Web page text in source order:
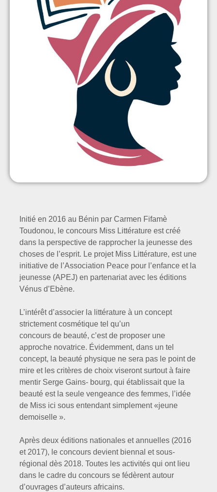
Initié en 2016 au Bénin par Carmen Fifamè
Toudonou, le concours Miss Littérature est créé
dans la perspective de rapprocher la jeunesse des
choses de l’esprit. Le projet Miss Littérature, est une
initiative de l’Association Peace pour l’enfance et la
jeunesse (APEJ) en partenariat avec les éditions
Vénus d’Ebène.
L’intérêt d’associer la littérature à un concept
strictement cosmétique tel qu’un
concours de beauté, c’est de proposer une
approche novatrice. Évidemment, dans un tel
concept, la beauté physique ne sera pas le point de
mire et les critères de choix viseront surtout à faire
mentir Serge Gains- bourg, qui établissait que la
beauté est la seule vengeance des femmes, l’idée
de Miss ici sous entendant simplement «jeune
demoiselle ».
Après deux éditions nationales et annuelles (2016
et 2017), le concours devient biennal et sous-
régional dès 2018. Toutes les activités qui ont lieu
dans le cadre du concours se fédèrent autour
d’ouvrages d’auteurs africains.